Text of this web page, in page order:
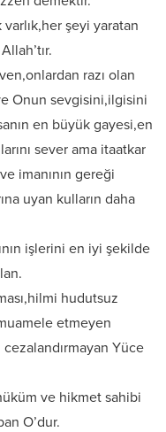
şeyi yaratan
razı olan
Onun sevgisini,ilgisini
en büyük gayesi,en
sever ama itaatkar
imanının gereği
uyan kulların daha
işlerini en iyi şekilde
hudutsuz
etmeyen
Yüce
ve hikmet sahibi
O’dur.